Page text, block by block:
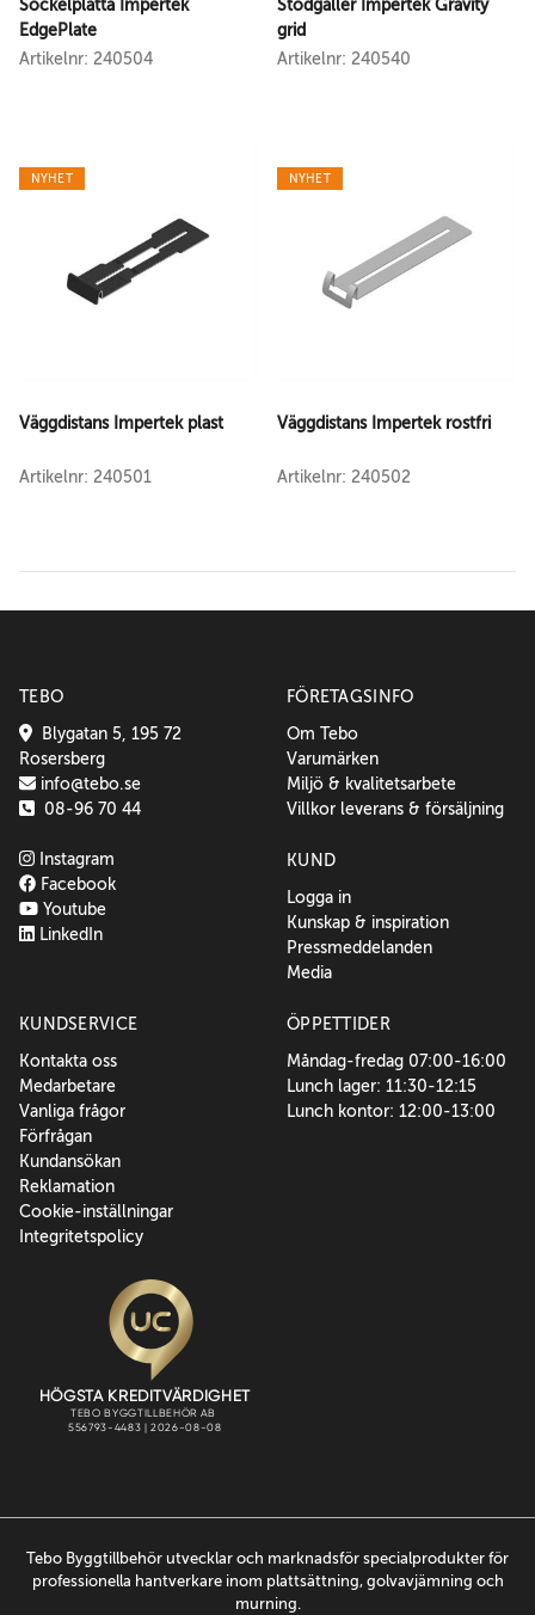
Sockelplatta Impertek
EdgePlate
Artikelnr: 240504
Stödgaller Impertek Gravity
grid
Artikelnr: 240540
NYHET
Väggdistans Impertek plast
Artikelnr: 240501
NYHET
Väggdistans Impertek rostfri
Artikelnr: 240502
TEBO
Blygatan 5, 195 72
Rosersberg
info@tebo.se
08-96 70 44
Instagram
Facebook
Youtube
LinkedIn
FÖRETAGSINFO
Om Tebo
Varumärken
Miljö & kvalitetsarbete
Villkor leverans & försäljning
KUND
Logga in
Kunskap & inspiration
Pressmeddelanden
Media
KUNDSERVICE
Kontakta oss
Medarbetare
Vanliga frågor
Förfrågan
Kundansökan
Reklamation
Cookie-inställningar
Integritetspolicy
ÖPPETTIDER
Måndag-fredag 07:00-16:00
Lunch lager: 11:30-12:15
Lunch kontor: 12:00-13:00
Tebo Byggtillbehör utvecklar och marknadsför specialprodukter för
professionella hantverkare inom plattsättning, golvavjämning och
murning.